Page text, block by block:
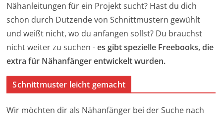
Nähanleitungen für ein Projekt sucht? Hast du dich
schon durch Dutzende von Schnittmustern gewühlt
und weißt nicht, wo du anfangen sollst? Du brauchst
nicht weiter zu suchen -es gibt spezielle Freebooks, die
extra für Nähanfänger entwickelt wurden.
Schnittmuster leicht gemacht
Wir möchten dir als Nähanfänger bei der Suche nach